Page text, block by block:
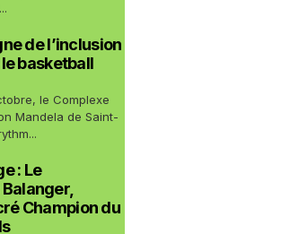
de l’inclusion
le basketball
le Complexe
Mandela de Saint-
: Le
Champion du